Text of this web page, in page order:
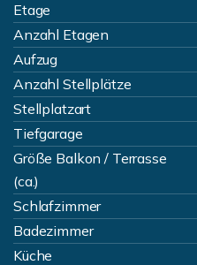
Etage
Anzahl Etagen
Aufzug
Anzahl Stellplätze
Stellplatzart
Tiefgarage
Größe Balkon / Terrasse
(ca.)
Schlafzimmer
Badezimmer
Küche